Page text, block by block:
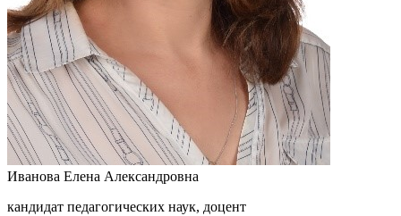
Иванова Елена Александровна
кандидат педагогических наук, доцент